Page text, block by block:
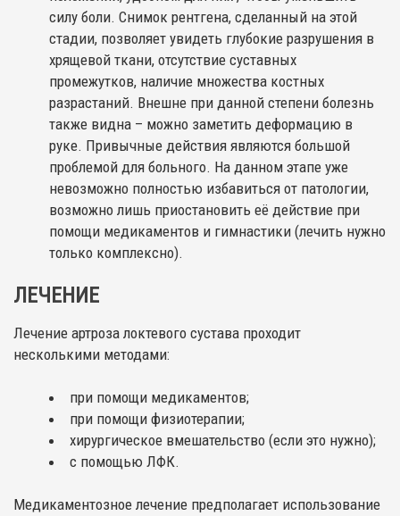
силу боли. Снимок рентгена, сделанный на этой
стадии, позволяет увидеть глубокие разрушения в
хрящевой ткани, отсутствие суставных
промежутков, наличие множества костных
разрастаний. Внешне при данной степени болезнь
также видна – можно заметить деформацию в
руке. Привычные действия являются большой
проблемой для больного. На данном этапе уже
невозможно полностью избавиться от патологии,
возможно лишь приостановить её действие при
помощи медикаментов и гимнастики (лечить нужно
только комплексно).
ЛЕЧЕНИЕ
Лечение артроза локтевого сустава проходит
несколькими методами:
при помощи медикаментов;
при помощи физиотерапии;
хирургическое вмешательство (если это нужно);
с помощью ЛФК.
Медикаментозное лечение предполагает использование